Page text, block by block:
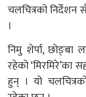
चलचित्रको निर्देशन
।
निमु शेर्पा, छोङ्बा
रहेको ‘मिरमिरे’का
हुन् । यो चलचित्रको